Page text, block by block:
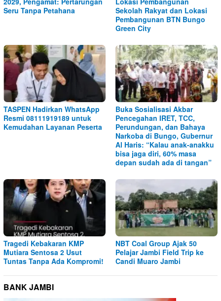
Seru Tanpa Petahana
Sekolah Rakyat dan Lokasi
Pembangunan BTN Bungo
Green City
TASPEN Hadirkan WhatsApp
Resmi 08111919189 untuk
Kemudahan Layanan Peserta
Buka Sosialisasi Akbar
Pencegahan IRET, TCC,
Perundungan, dan Bahaya
Narkoba di Bungo, Gubernur
Al Haris: “Kalau anak-anakku
bisa jaga diri, 60% masa
depan sudah ada di tangan”
Tragedi Kebakaran KMP
Mutiara Sentosa 2 Usut
Tuntas Tanpa Ada Kompromi!
NBT Coal Group Ajak 50
Pelajar Jambi Field Trip ke
Candi Muaro Jambi
BANK JAMBI